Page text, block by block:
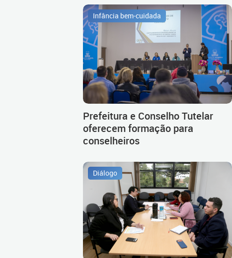
Infância bem-cuidada
Prefeitura e Conselho Tutelar
oferecem formação para
conselheiros
Diálogo